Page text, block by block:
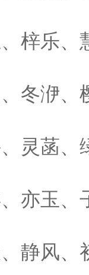
梓乐、
冬洢、
灵菡、
亦玉、
静风、